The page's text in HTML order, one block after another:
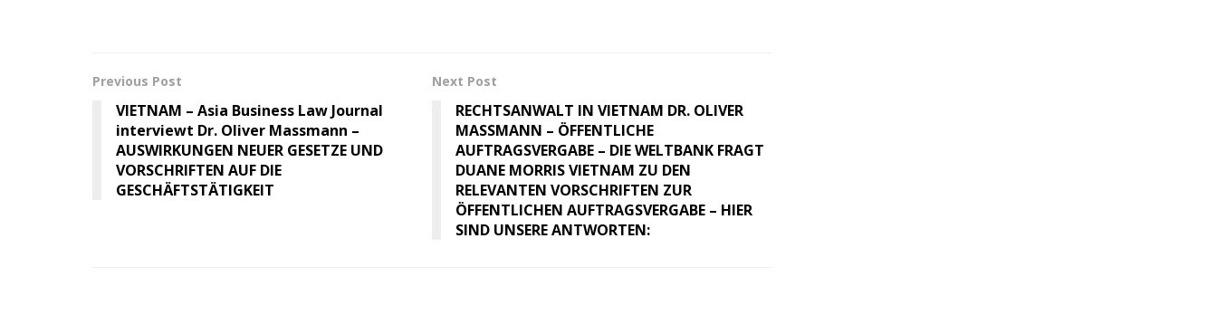
Previous Post
VIETNAM – Asia Business Law Journal
interviewt Dr. Oliver Massmann –
AUSWIRKUNGEN NEUER GESETZE UND
VORSCHRIFTEN AUF DIE
GESCHÄFTSTÄTIGKEIT
Next Post
RECHTSANWALT IN VIETNAM DR. OLIVER
MASSMANN – ÖFFENTLICHE
AUFTRAGSVERGABE – DIE WELTBANK FRAGT
DUANE MORRIS VIETNAM ZU DEN
RELEVANTEN VORSCHRIFTEN ZUR
ÖFFENTLICHEN AUFTRAGSVERGABE – HIER
SIND UNSERE ANTWORTEN: